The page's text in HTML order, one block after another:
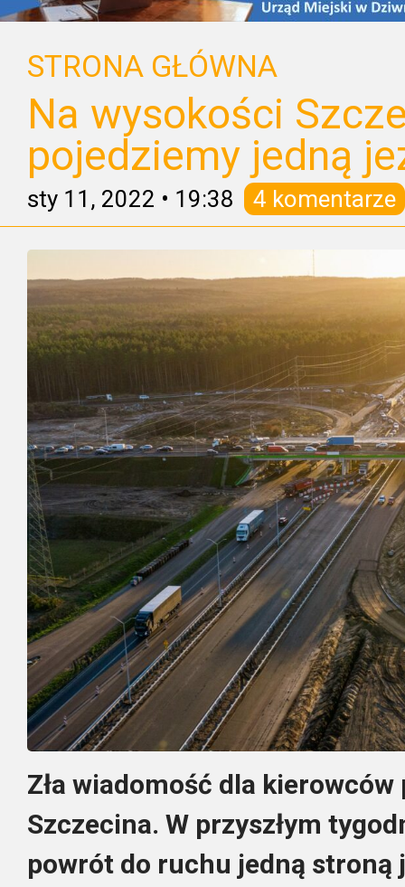
STRONA GŁÓWNA
Na wysokości
pojedziemy jedną
sty 11, 2022 • 19:38 4 komentarze
Zła wiadomość dla
Szczecina. W przyszłym
powrót do ruchu jedną stroną